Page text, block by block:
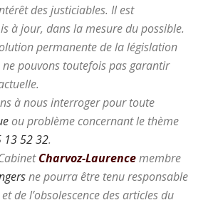
des justiciables. Il est
à jour, dans la mesure du possible.
permanente de la législation
pouvons toutefois pas garantir
à nous interroger pour toute
ou problème concernant le thème
13 52 32.
Charvoz-Laurencemembre
ne pourra être tenu responsable
de l’obsolescence des articles du